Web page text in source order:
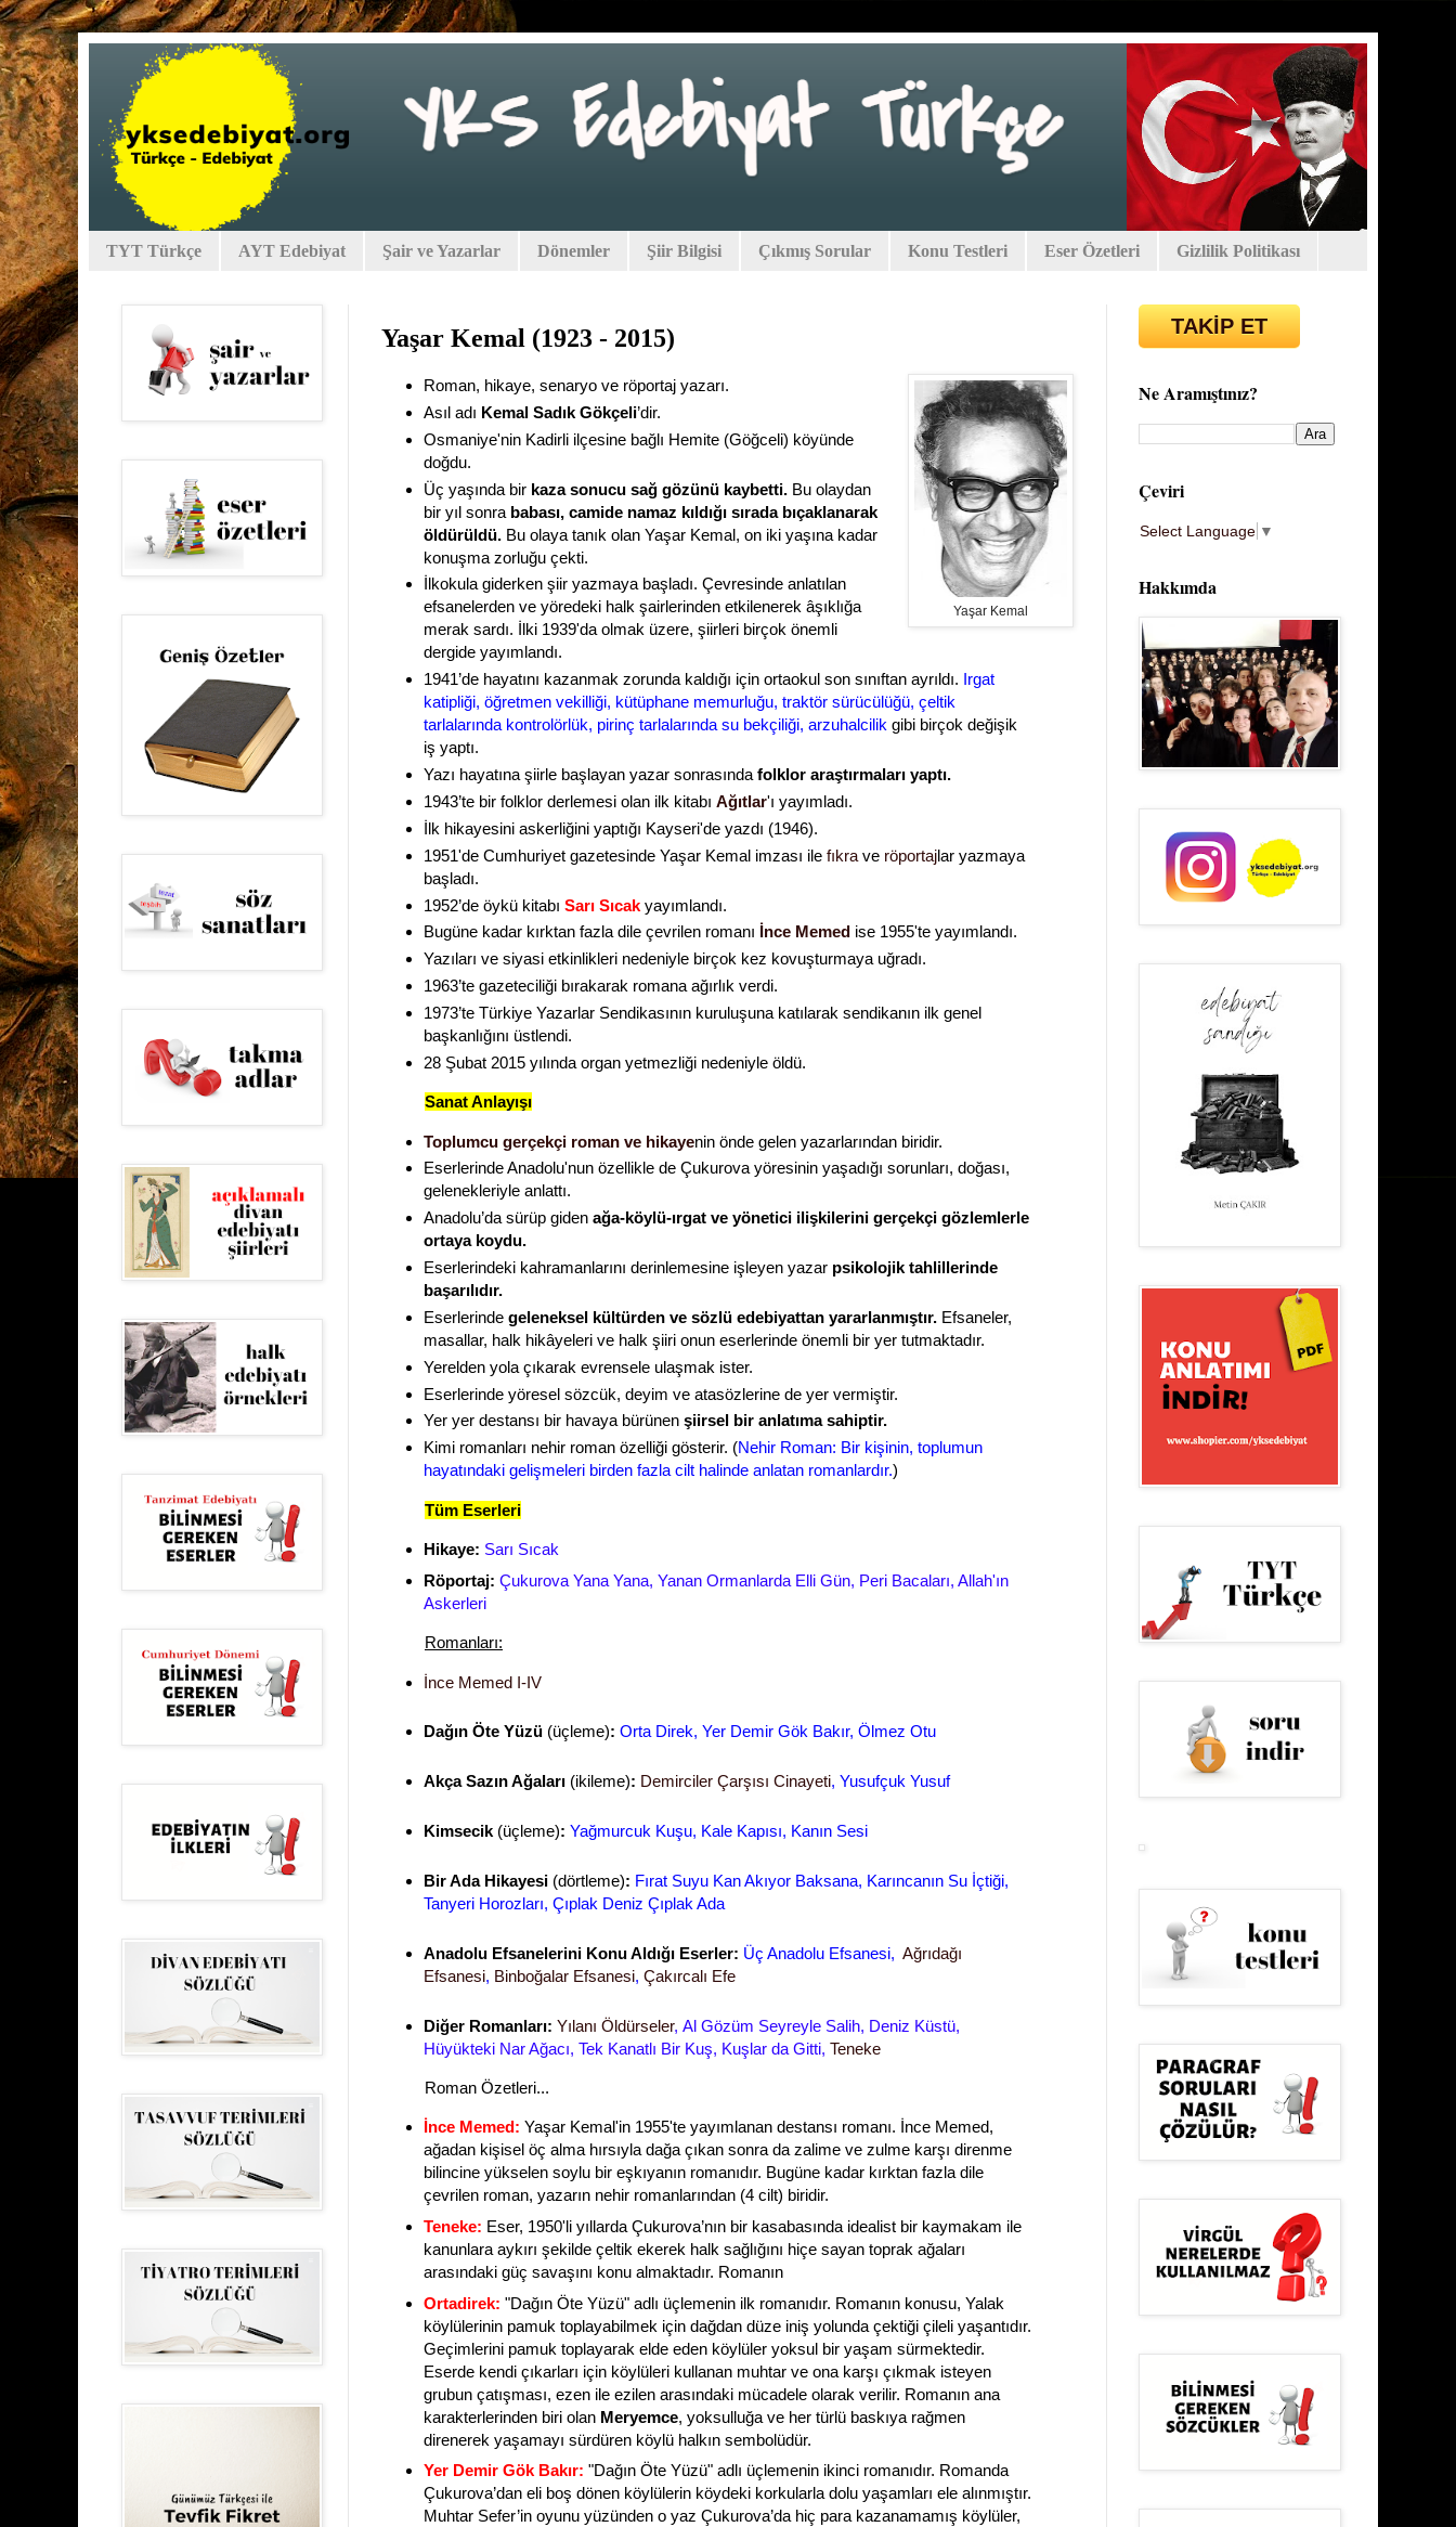
TYT Türkçe AYT Edebiyat Şair ve Yazarlar Dönemler Şiir Bilgisi Çıkmış Sorular Konu Testleri Eser Özetleri Gizlilik Politikası
Yaşar Kemal (1923 - 2015)
Yaşar Kemal
Roman, hikaye, senaryo ve röportaj yazarı.
Asıl adı Kemal Sadık Gökçeli’dir.
Osmaniye'nin Kadirli ilçesine bağlı Hemite (Göğceli) köyünde
doğdu.
Üç yaşında bir kaza sonucu sağ gözünü kaybetti.Bu olaydan
bir yıl sonra babası, camide namaz kıldığı sırada bıçaklanarak
öldürüldü.Bu olaya tanık olan Yaşar Kemal, on iki yaşına kadar
konuşma zorluğu çekti.
İlkokula giderken şiir yazmaya başladı. Çevresinde anlatılan
efsanelerden ve yöredeki halk şairlerinden etkilenerek âşıklığa
merak sardı. İlki 1939'da olmak üzere, şiirleri birçok önemli
dergide yayımlandı.
1941’de hayatını kazanmak zorunda kaldığı için ortaokul son sınıftan ayrıldı. Irgat
katipliği, öğretmen vekilliği, kütüphane memurluğu, traktör sürücülüğü, çeltik
tarlalarında kontrolörlük, pirinç tarlalarında su bekçiliği, arzuhalcilik gibi birçok değişik
iş yaptı.
Yazı hayatına şiirle başlayan yazar sonrasında folklor araştırmaları yaptı.
1943’te bir folklor derlemesi olan ilk kitabı Ağıtlar'ı yayımladı.
İlk hikayesini askerliğini yaptığı Kayseri'de yazdı (1946).
1951'de Cumhuriyet gazetesinde Yaşar Kemal imzası ile fıkrave röportajlar yazmaya
başladı.
1952’de öykü kitabı Sarı Sıcakyayımlandı.
Bugüne kadar kırktan fazla dile çevrilen romanı İnce Memedise 1955'te yayımlandı.
Yazıları ve siyasi etkinlikleri nedeniyle birçok kez kovuşturmaya uğradı.
1963’te gazeteciliği bırakarak romana ağırlık verdi.
1973’te Türkiye Yazarlar Sendikasının kuruluşuna katılarak sendikanın ilk genel
başkanlığını üstlendi.
28 Şubat 2015 yılında organ yetmezliği nedeniyle öldü.
Sanat Anlayışı
Toplumcu gerçekçi roman ve hikayenin önde gelen yazarlarından biridir.
Eserlerinde Anadolu'nun özellikle de Çukurova yöresinin yaşadığı sorunları, doğası,
gelenekleriyle anlattı.
Anadolu’da sürüp giden ağa-köylü-ırgat ve yönetici ilişkilerini gerçekçi gözlemlerle
ortaya koydu.
Eserlerindeki kahramanlarını derinlemesine işleyen yazar psikolojik tahlillerinde
başarılıdır.
Eserlerinde geleneksel kültürden ve sözlü edebiyattan yararlanmıştır.Efsaneler,
masallar, halk hikâyeleri ve halk şiiri onun eserlerinde önemli bir yer tutmaktadır.
Yerelden yola çıkarak evrensele ulaşmak ister.
Eserlerinde yöresel sözcük, deyim ve atasözlerine de yer vermiştir.
Yer yer destansı bir havaya bürünen şiirsel bir anlatıma sahiptir.
Kimi romanları nehir roman özelliği gösterir. (Nehir Roman: Bir kişinin, toplumun
hayatındaki gelişmeleri birden fazla cilt halinde anlatan romanlardır.)
Tüm Eserleri
Hikaye: Sarı Sıcak
Röportaj: Çukurova Yana Yana, Yanan Ormanlarda Elli Gün, Peri Bacaları, Allah'ın
Askerleri
Romanları:
İnce Memed I-IV
Dağın Öte Yüzü (üçleme): Orta Direk, Yer Demir Gök Bakır, Ölmez Otu
Akça Sazın Ağaları (ikileme): Demirciler Çarşısı Cinayeti, Yusufçuk Yusuf
Kimsecik (üçleme): Yağmurcuk Kuşu, Kale Kapısı, Kanın Sesi
Bir Ada Hikayesi (dörtleme): Fırat Suyu Kan Akıyor Baksana, Karıncanın Su İçtiği,
Tanyeri Horozları, Çıplak Deniz Çıplak Ada
Anadolu Efsanelerini Konu Aldığı Eserler: Üç Anadolu Efsanesi, Ağrıdağı
Efsanesi, Binboğalar Efsanesi, Çakırcalı Efe
Diğer Romanları: Yılanı Öldürseler, Al Gözüm Seyreyle Salih, Deniz Küstü,
Hüyükteki Nar Ağacı, Tek Kanatlı Bir Kuş, Kuşlar da Gitti, Teneke
Roman Özetleri...
İnce Memed: Yaşar Kemal'in 1955'te yayımlanan destansı romanı. İnce Memed,
ağadan kişisel öç alma hırsıyla dağa çıkan sonra da zalime ve zulme karşı direnme
bilincine yükselen soylu bir eşkıyanın romanıdır. Bugüne kadar kırktan fazla dile
çevrilen roman, yazarın nehir romanlarından (4 cilt) biridir.
Teneke: Eser, 1950'li yıllarda Çukurova’nın bir kasabasında idealist bir kaymakam ile
kanunlara aykırı şekilde çeltik ekerek halk sağlığını hiçe sayan toprak ağaları
arasındaki güç savaşını konu almaktadır. Romanın
Ortadirek: "Dağın Öte Yüzü" adlı üçlemenin ilk romanıdır. Romanın konusu, Yalak
köylülerinin pamuk toplayabilmek için dağdan düze iniş yolunda çektiği çileli yaşantıdır.
Geçimlerini pamuk toplayarak elde eden köylüler yoksul bir yaşam sürmektedir.
Eserde kendi çıkarları için köylüleri kullanan muhtar ve ona karşı çıkmak isteyen
grubun çatışması, ezen ile ezilen arasındaki mücadele olarak verilir. Romanın ana
karakterlerinden biri olan Meryemce, yoksulluğa ve her türlü baskıya rağmen
direnerek yaşamayı sürdüren köylü halkın sembolüdür.
Yer Demir Gök Bakır: "Dağın Öte Yüzü" adlı üçlemenin ikinci romanıdır. Romanda
Çukurova’dan eli boş dönen köylülerin köydeki korkularla dolu yaşamları ele alınmıştır.
Muhtar Sefer’in oyunu yüzünden o yaz Çukurova’da hiç para kazanamamış köylüler,
TAKİP ET
Ne Aramıştınız?
Çeviri
Select Language ▼
Hakkımda